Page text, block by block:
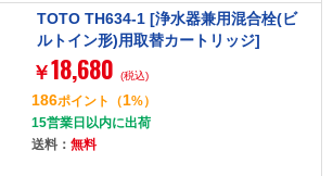
TOTO TH634-1 [浄水器兼用混合栓(ビ
ルトイン形)用取替カートリッジ]
￥18,680 (税込)
186ポイント （1%）
15営業日以内に出荷
送料： 無料